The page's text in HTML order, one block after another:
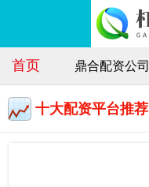
首页 鼎合配资公司
十大配资平台推荐